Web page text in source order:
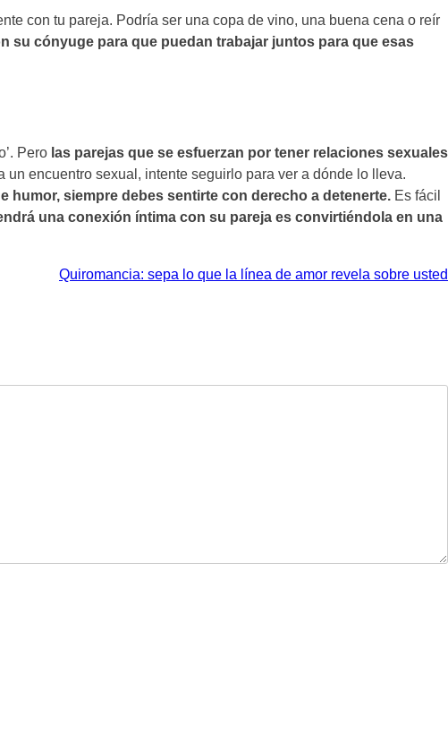
con tu pareja. Podría ser una copa de vino, una buena cena o reír
su cónyuge para que puedan trabajar juntos para que esas
Pero las parejas que se esfuerzan por tener relaciones sexuales
un encuentro sexual, intente seguirlo para ver a dónde lo lleva.
humor, siempre debes sentirte con derecho a detenerte. Es fácil
una conexión íntima con su pareja es convirtiéndola en una
Quiromancia: sepa lo que la línea de amor revela sobre usted